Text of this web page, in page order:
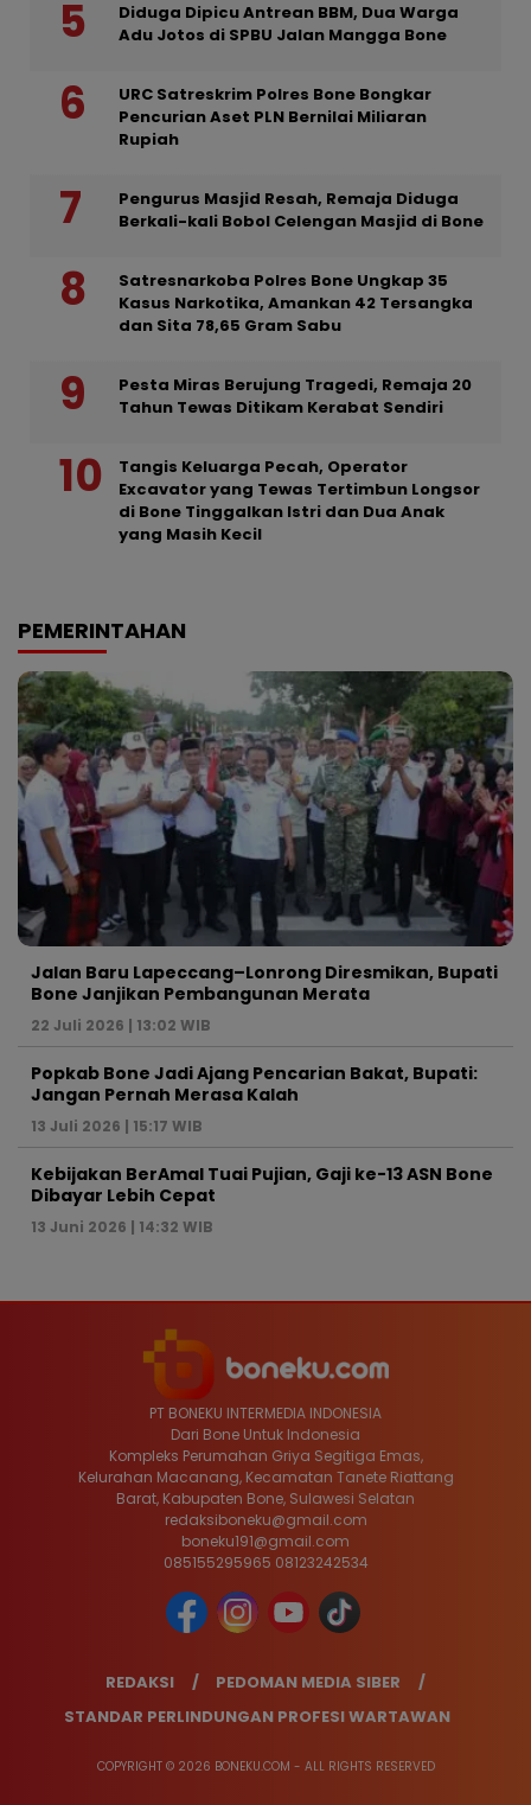
Diduga Dipicu Antrean BBM, Dua Warga
Adu Jotos di SPBU Jalan Mangga Bone
URC Satreskrim Polres Bone Bongkar
Pencurian Aset PLN Bernilai Miliaran
Rupiah
Pengurus Masjid Resah, Remaja Diduga
Berkali-kali Bobol Celengan Masjid di Bone
Satresnarkoba Polres Bone Ungkap 35
Kasus Narkotika, Amankan 42 Tersangka
dan Sita 78,65 Gram Sabu
Pesta Miras Berujung Tragedi, Remaja 20
Tahun Tewas Ditikam Kerabat Sendiri
Tangis Keluarga Pecah, Operator
Excavator yang Tewas Tertimbun Longsor
di Bone Tinggalkan Istri dan Dua Anak
yang Masih Kecil
PEMERINTAHAN
Jalan Baru Lapeccang–Lonrong Diresmikan, Bupati
Bone Janjikan Pembangunan Merata
22 Juli 2026 | 13:02 WIB
Popkab Bone Jadi Ajang Pencarian Bakat, Bupati:
Jangan Pernah Merasa Kalah
13 Juli 2026 | 15:17 WIB
Kebijakan BerAmal Tuai Pujian, Gaji ke-13 ASN Bone
Dibayar Lebih Cepat
13 Juni 2026 | 14:32 WIB
PT BONEKU INTERMEDIA INDONESIA
Dari Bone Untuk Indonesia
Kompleks Perumahan Griya Segitiga Emas,
Kelurahan Macanang, Kecamatan Tanete Riattang
Barat, Kabupaten Bone, Sulawesi Selatan
redaksiboneku@gmail.com
boneku191@gmail.com
085155295965 08123242534
REDAKSI
PEDOMAN MEDIA SIBER
STANDAR PERLINDUNGAN PROFESI WARTAWAN
COPYRIGHT © 2026 BONEKU.COM - ALL RIGHTS RESERVED